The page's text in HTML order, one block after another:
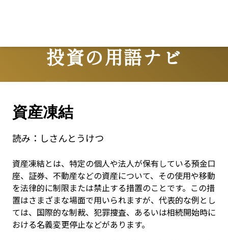
投資の用語ナビ
Terms
資産凍結
読み： しさんとうけつ
資産凍結とは、特定の個人や法人が保有している預金口
座、証券、不動産などの資産について、その使用や移動
を法律的に制限または禁止する措置のことです。この措
置はさまざまな場面で用いられますが、代表的な例とし
ては、国際的な制裁、犯罪捜査、あるいは相続開始時に
おける名義変更停止などがあります。